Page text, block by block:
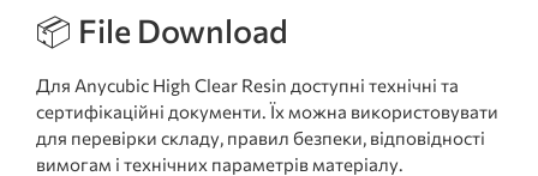
📦 File Download
Для Anycubic High Clear Resin доступні технічні та
сертифікаційні документи. Їх можна використовувати
для перевірки складу, правил безпеки, відповідності
вимогам і технічних параметрів матеріалу.